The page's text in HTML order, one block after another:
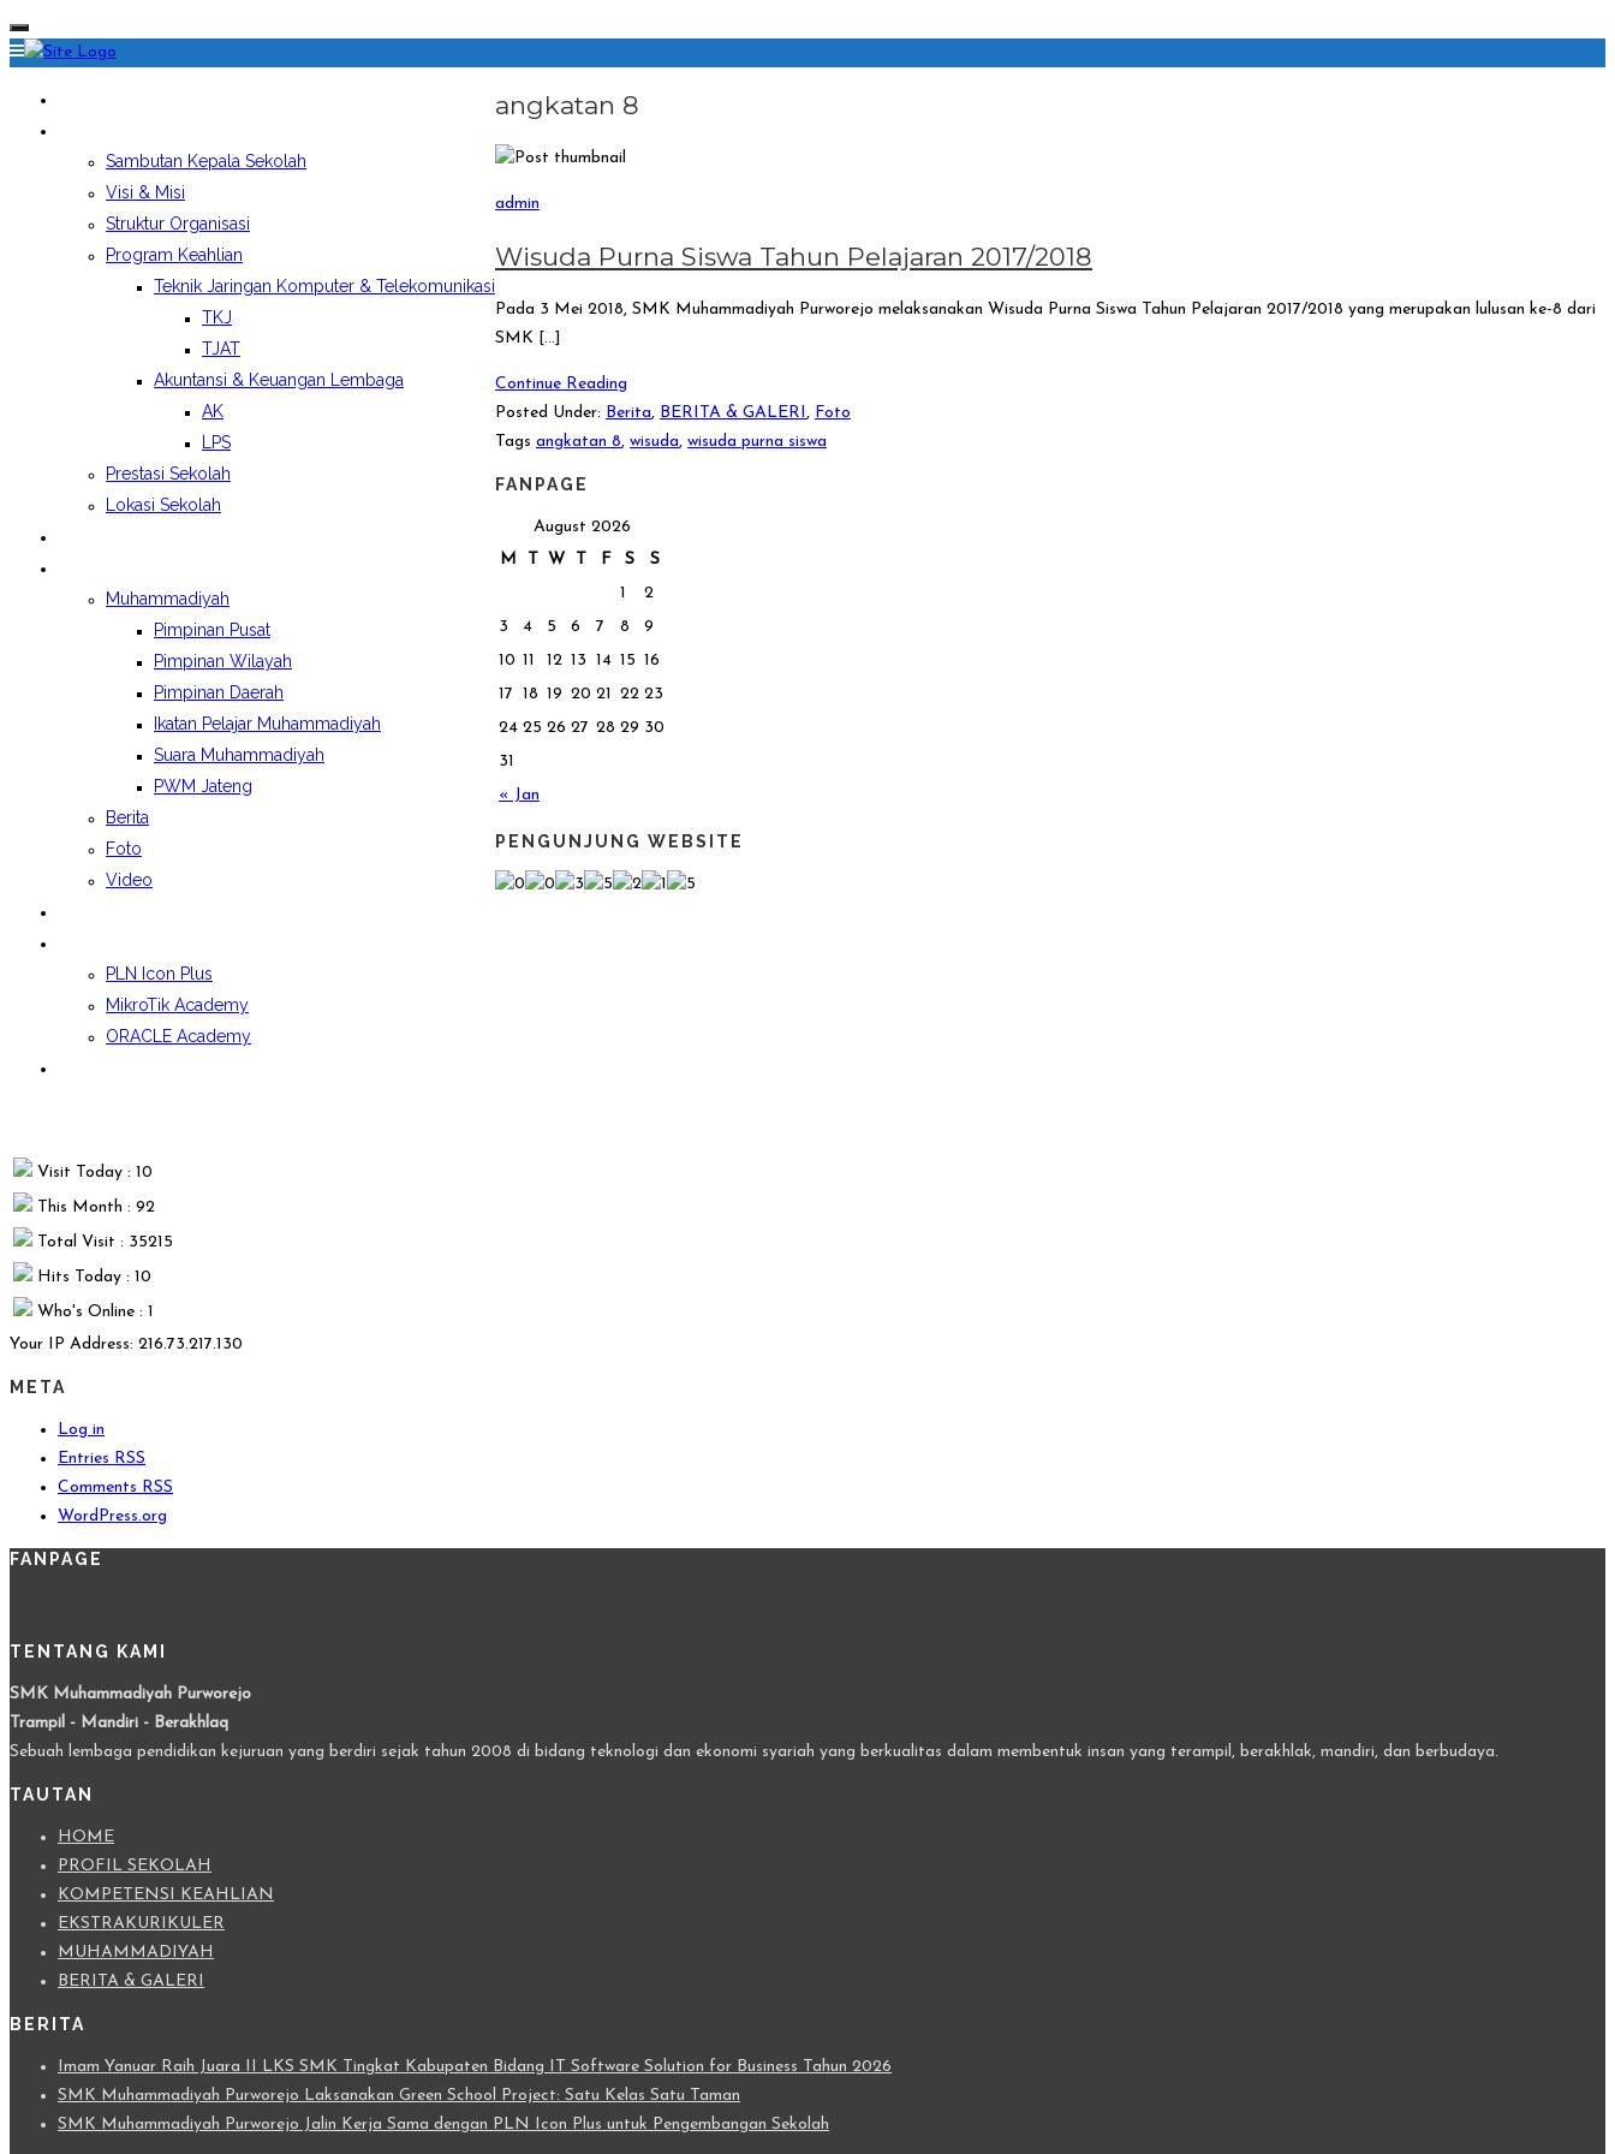
Sambutan Kepala Sekolah
Visi & Misi
Struktur Organisasi
Program Keahlian
Teknik Jaringan Komputer & Telekomunikasi
TKJ
TJAT
Akuntansi & Keuangan Lembaga
AK
LPS
Prestasi Sekolah
Lokasi Sekolah
Muhammadiyah
Pimpinan Pusat
Pimpinan Wilayah
Pimpinan Daerah
Ikatan Pelajar Muhammadiyah
Suara Muhammadiyah
PWM Jateng
Berita
Foto
Video
PLN Icon Plus
MikroTik Academy
ORACLE Academy
angkatan 8
admin
Wisuda Purna Siswa Tahun Pelajaran 2017/2018
Pada 3 Mei 2018, SMK Muhammadiyah Purworejo melaksanakan Wisuda Purna Siswa Tahun Pelajaran 2017/2018 yang merupakan lulusan ke-8 dari
SMK […]
Continue Reading
Posted Under: Berita, BERITA & GALERI , Foto
Tags angkatan 8, wisuda, wisuda purna siswa
FANPAGE
August 2026
M
T W T F S S
« Jan
1
2
3
4 5 6 7 8
9
10 11 12 13 14 15 16
17 18 19 20 21 22 23
24 25 26 27 28 29 30
31
PENGUNJUNG WEBSITE
Visit Today : 10
This Month : 92
Total Visit : 35215
Hits Today : 10
Who's Online : 1
Your IP Address: 216.73.217.130
META
Log in
Entries RSS
Comments RSS
WordPress.org
FANPAGE
TENTANG KAMI
SMK Muhammadiyah Purworejo
Trampil - Mandiri - Berakhlaq
Sebuah lembaga pendidikan kejuruan yang berdiri sejak tahun 2008 di bidang teknologi dan ekonomi syariah yang berkualitas dalam membentuk insan yang terampil, berakhlak, mandiri, dan berbudaya.
TAUTAN
HOME
PROFIL SEKOLAH
KOMPETENSI KEAHLIAN
EKSTRAKURIKULER
MUHAMMADIYAH
BERITA & GALERI
BERITA
Imam Yanuar Raih Juara II LKS SMK Tingkat Kabupaten Bidang IT Software Solution for Business Tahun 2026
SMK Muhammadiyah Purworejo Laksanakan Green School Project: Satu Kelas Satu Taman
SMK Muhammadiyah Purworejo Jalin Kerja Sama dengan PLN Icon Plus untuk Pengembangan Sekolah